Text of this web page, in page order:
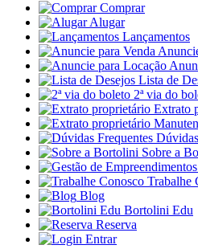
Comprar
Alugar
Lançamentos
Lista de
2ª via do
Extrato
Sobre a
Trabalhe
Blog
Bortolini Edu
Reserva
Entrar